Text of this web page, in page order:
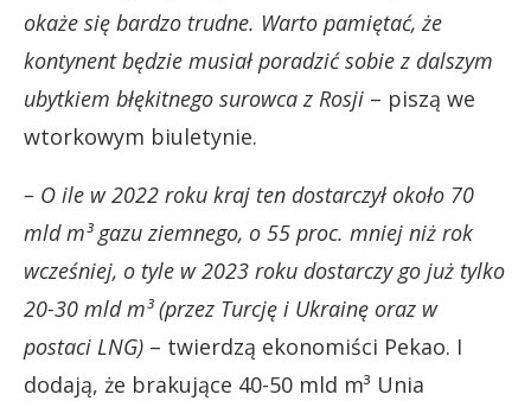
okaże się bardzo trudne. Warto pamiętać, że
kontynent będzie musiał poradzić sobie z dalszym
ubytkiem błękitnego surowca z Rosji – piszą we
wtorkowym biuletynie.
– O ile w 2022 roku kraj ten dostarczył około 70
mld m³ gazu ziemnego, o 55 proc. mniej niż rok
wcześniej, o tyle w 2023 roku dostarczy go już tylko
20-30 mld m³ (przez Turcję i Ukrainę oraz w
postaci LNG) – twierdzą ekonomiści Pekao. I
dodają, że brakujące 40-50 mld m³ Unia